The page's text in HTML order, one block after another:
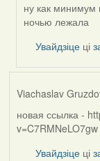
In
reply
Harrier
ну как минимум
ночью лежала
Увайдзіце ці
Viachaslav
новая ссылка -
v=C7RMNeLO7gw
Увайдзіце ці